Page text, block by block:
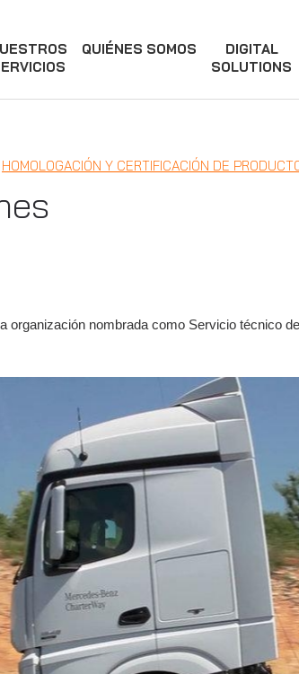
QUIÉNES SOMOS
DIGITAL
SOLUTIONS
HOMOLOGACIÓN Y CERTIFICACIÓN DE
organización nombrada como Servicio técnico